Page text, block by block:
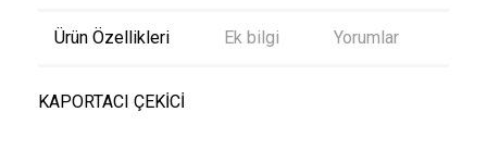
Ürün Özellikleri Ek bilgi Yorumlar
KAPORTACI ÇEKİCİ